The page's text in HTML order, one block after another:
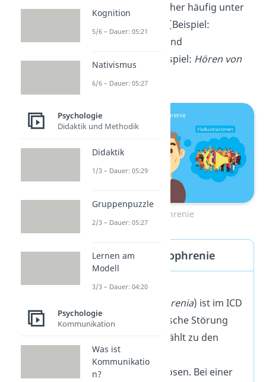
Betroffene leiden daher häufig unter
Wahnvorstellungen (Beispiel:
Verfolgungswahn
) und
Halluzinationen (Beispiel: Hören von
Schizophrenie
Definition Schizophrenie
DieSchizophrenie
schizophrenia) ist im ICD
10 (F20) als psychische Störung
festgehalten. Sie zählt zu den
sogenannten
endogenen Psychosen. Bei einer
Kognition
5/6 – Dauer: 05:21
Nativismus
6/6 – Dauer: 05:27
Psychologie
Didaktik und Methodik
Didaktik
1/3 – Dauer: 05:29
Gruppenpuzzle
2/3 – Dauer: 05:27
Lernen am
Modell
3/3 – Dauer: 04:20
Psychologie
Kommunikation
Was ist
Kommunikatio
n?